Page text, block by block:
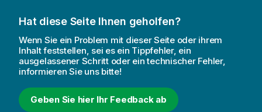
Hat diese Seite Ihnen geholfen?
Wenn Sie ein Problem mit dieser Seite oder ihrem
Inhalt feststellen, sei es ein Tippfehler, ein
ausgelassener Schritt oder ein technischer Fehler,
informieren Sie uns bitte!
Geben Sie hier Ihr Feedback ab